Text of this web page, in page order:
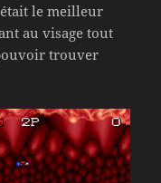
le meilleur
au visage tout
trouver